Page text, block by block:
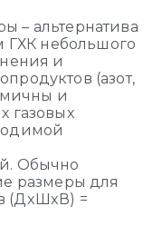
– альтернатива
ГХК небольшого
и
(азот,
и
газовых
Обычно
размеры для
(ДxШxВ) =